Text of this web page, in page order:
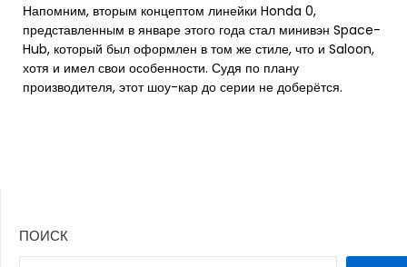
Напомним, вторым концептом линейки Honda 0,
представленным в январе этого года стал минивэн Space-
Hub, который был оформлен в том же стиле, что и Saloon,
хотя и имел свои особенности. Судя по плану
производителя, этот шоу-кар до серии не доберётся.
ПОИСК